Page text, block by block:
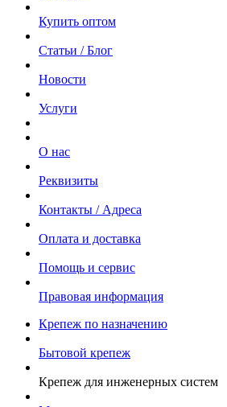
Купить оптом
Статьи / Блог
Новости
Услуги
О нас
Реквизиты
Контакты / Адреса
Оплата и доставка
Помощь и сервис
Правовая информация
Крепеж по назначению
Бытовой крепеж
Крепеж для инженерных систем